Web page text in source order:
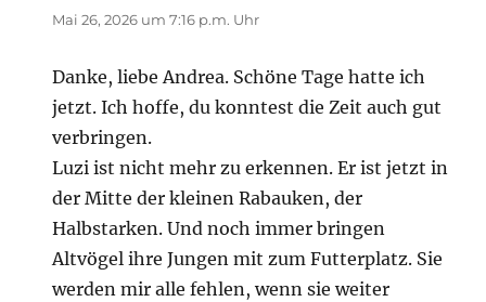
Mai 26, 2026 um 7:16 p.m. Uhr
Danke, liebe Andrea. Schöne Tage hatte ich
jetzt. Ich hoffe, du konntest die Zeit auch gut
verbringen.
Luzi ist nicht mehr zu erkennen. Er ist jetzt in
der Mitte der kleinen Rabauken, der
Halbstarken. Und noch immer bringen
Altvögel ihre Jungen mit zum Futterplatz. Sie
werden mir alle fehlen, wenn sie weiter